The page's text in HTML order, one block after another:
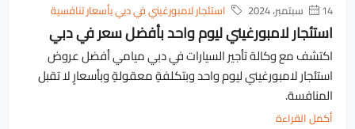
14 سبتمبر، 2024 استئجار لامبورغيني في دبي بأسعار تنافسية
استئجار لامبورغيني ليوم واحد بأفضل سعر في دبي
اكتشف مع وكالة تأجير السيارات في دبي ميامي أفضل عروض
استئجار لامبورغيني ليوم واحد وبتكلفةٍ معقولةٍ وبأسعارٍ لا تقبل
المنافسة.
أكمل القراءة